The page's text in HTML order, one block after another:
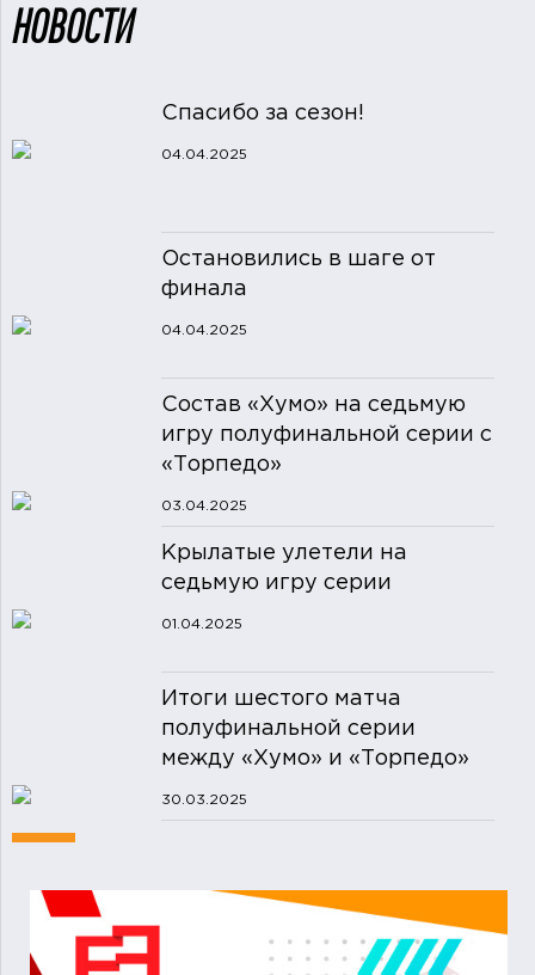
НОВОСТИ
Спасибо за сезон!
04.04.2025
Остановились в шаге от
финала
04.04.2025
Состав «Хумо» на седьмую
игру полуфинальной серии с
«Торпедо»
03.04.2025
Крылатые улетели на
седьмую игру серии
01.04.2025
Итоги шестого матча
полуфинальной серии
между «Хумо» и «Торпедо»
30.03.2025